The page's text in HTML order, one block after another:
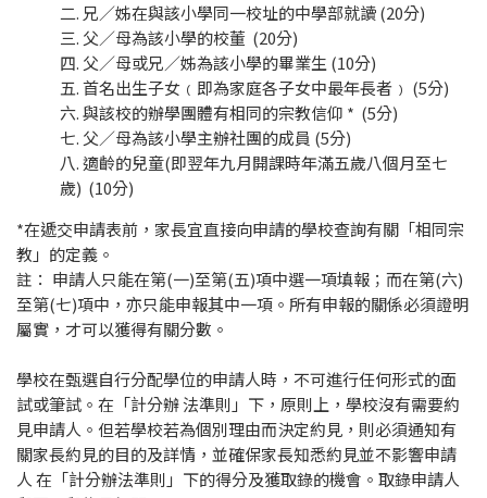
二. 兄／姊在與該小學同一校址的中學部就讀 (20分)
三. 父／母為該小學的校董 (20分)
四. 父／母或兄／姊為該小學的畢業生 (10分)
五. 首名出生子女﹙即為家庭各子女中最年長者﹚ (5分)
六. 與該校的辦學團體有相同的宗教信仰 * (5分)
七. 父／母為該小學主辦社團的成員 (5分)
八. 適齡的兒童(即翌年九月開課時年滿五歲八個月至七
歲) (10分)
*在遞交申請表前，家長宜直接向申請的學校查詢有關「相同宗
教」的定義。
註： 申請人只能在第(一)至第(五)項中選一項填報；而在第(六)
至第(七)項中，亦只能申報其中一項。所有申報的關係必須證明
屬實，才可以獲得有關分數。
學校在甄選自行分配學位的申請人時，不可進行任何形式的面
試或筆試。在「計分辦 法準則」下，原則上，學校沒有需要約
見申請人。但若學校若為個別理由而決定約見，則必須通知有
關家長約見的目的及詳情，並確保家長知悉約見並不影響申請
人 在「計分辦法準則」下的得分及獲取錄的機會。取錄申請人